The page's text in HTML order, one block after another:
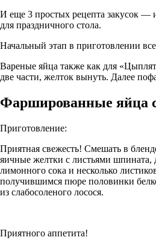
И еще 3 простых рецепта закусок —
для праздничного стола.
Начальный этап в приготовлении
Вареные яйца также как для
две части, желток вынуть. Далее
Фаршированные яйца
Приготовление:
Приятная свежесть! Смешать в
яичные желтки с листьями
лимонного сока и несколько
получившимся пюре половинки
из слабосоленого лосося.
Приятного аппетита!